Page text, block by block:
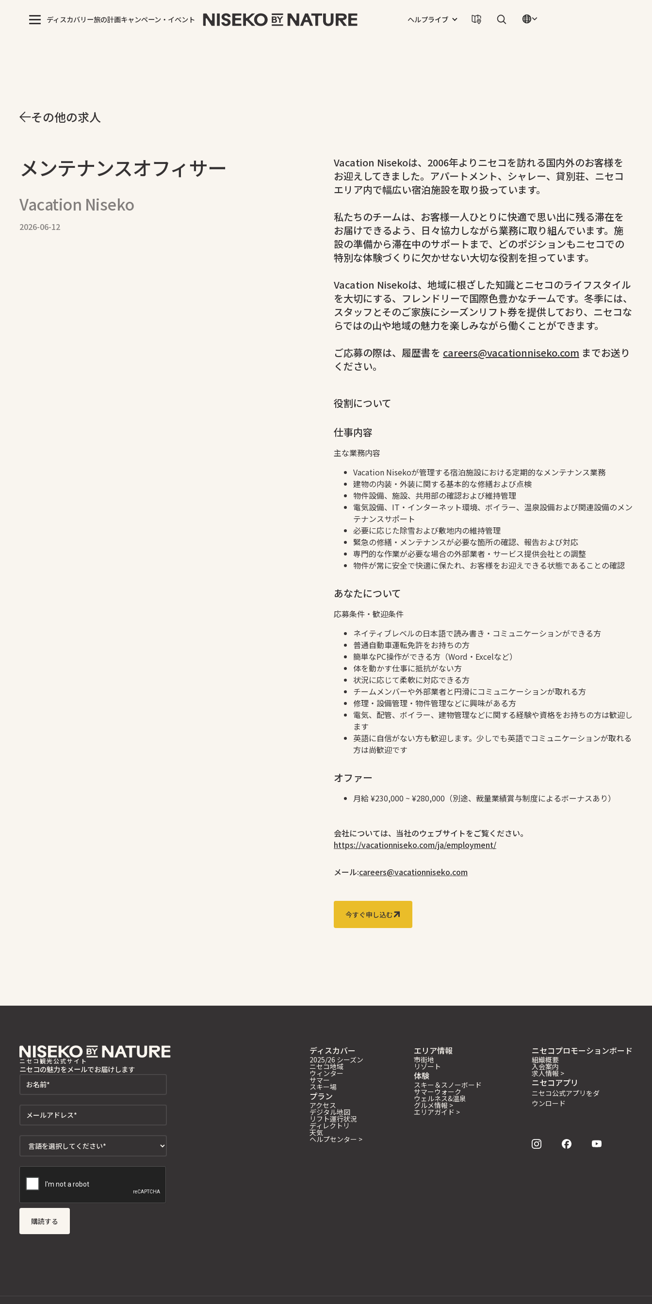
ディスカバリー旅の計画キャンペーン・イベント ヘルプライブ
その他の求人
メンテナンスオフィサー
Vacation Niseko
2026-06-12
Vacation Nisekoは、2006年よりニセコを訪れる国内外のお客様を
お迎えしてきました。アパートメント、シャレー、貸別荘、ニセコ
エリア内で幅広い宿泊施設を取り扱っています。
私たちのチームは、お客様一人ひとりに快適で思い出に残る滞在を
お届けできるよう、日々協力しながら業務に取り組んでいます。施
設の準備から滞在中のサポートまで、どのポジションもニセコでの
特別な体験づくりに欠かせない大切な役割を担っています。
Vacation Nisekoは、地域に根ざした知識とニセコのライフスタイル
を大切にする、フレンドリーで国際色豊かなチームです。冬季には、
スタッフとそのご家族にシーズンリフト券を提供しており、ニセコな
らではの山や地域の魅力を楽しみながら働くことができます。
ご応募の際は、履歴書を careers@vacationniseko.com までお送り
ください。
役割について
仕事内容
主な業務内容
Vacation Nisekoが管理する宿泊施設における定期的なメンテナンス業務
建物の内装・外装に関する基本的な修繕および点検
物件設備、施設、共用部の確認および維持管理
電気設備、IT・インターネット環境、ボイラー、温泉設備および関連設備のメン
テナンスサポート
必要に応じた除雪および敷地内の維持管理
緊急の修繕・メンテナンスが必要な箇所の確認、報告および対応
専門的な作業が必要な場合の外部業者・サービス提供会社との調整
物件が常に安全で快適に保たれ、お客様をお迎えできる状態であることの確認
あなたについて
応募条件・歓迎条件
ネイティブレベルの日本語で読み書き・コミュニケーションができる方
普通自動車運転免許をお持ちの方
簡単なPC操作ができる方（Word・Excelなど）
体を動かす仕事に抵抗がない方
状況に応じて柔軟に対応できる方
チームメンバーや外部業者と円滑にコミュニケーションが取れる方
修理・設備管理・物件管理などに興味がある方
電気、配管、ボイラー、建物管理などに関する経験や資格をお持ちの方は歓迎し
ます
英語に自信がない方も歓迎します。少しでも英語でコミュニケーションが取れる
方は尚歓迎です
オファー
月給 ¥230,000 ~ ¥280,000（別途、裁量業績賞与制度によるボーナスあり）
会社については、当社のウェブサイトをご覧ください。
https://vacationniseko.com/ja/employment/
メール:careers@vacationniseko.com
今すぐ申し込む
ニセコ観光公式サイト
ニセコの魅力をメールでお届けします
ディスカバー
2025/26 シーズン
ニセコ地域
ウィンター
サマー
スキー場
プラン
アクセス
デジタル地図
リフト運行状況
ディレクトリ
天気
ヘルプセンター >
エリア情報
市街地
リゾート
体験
スキー＆スノーボード
サマーウォーク
ウェルネス&温泉
グルメ情報 >
エリアガイド >
ニセコプロモーションボード
組織概要
入会案内
求人情報 >
ニセコアプリ
ニセコ公式アプリをダ
ウンロード